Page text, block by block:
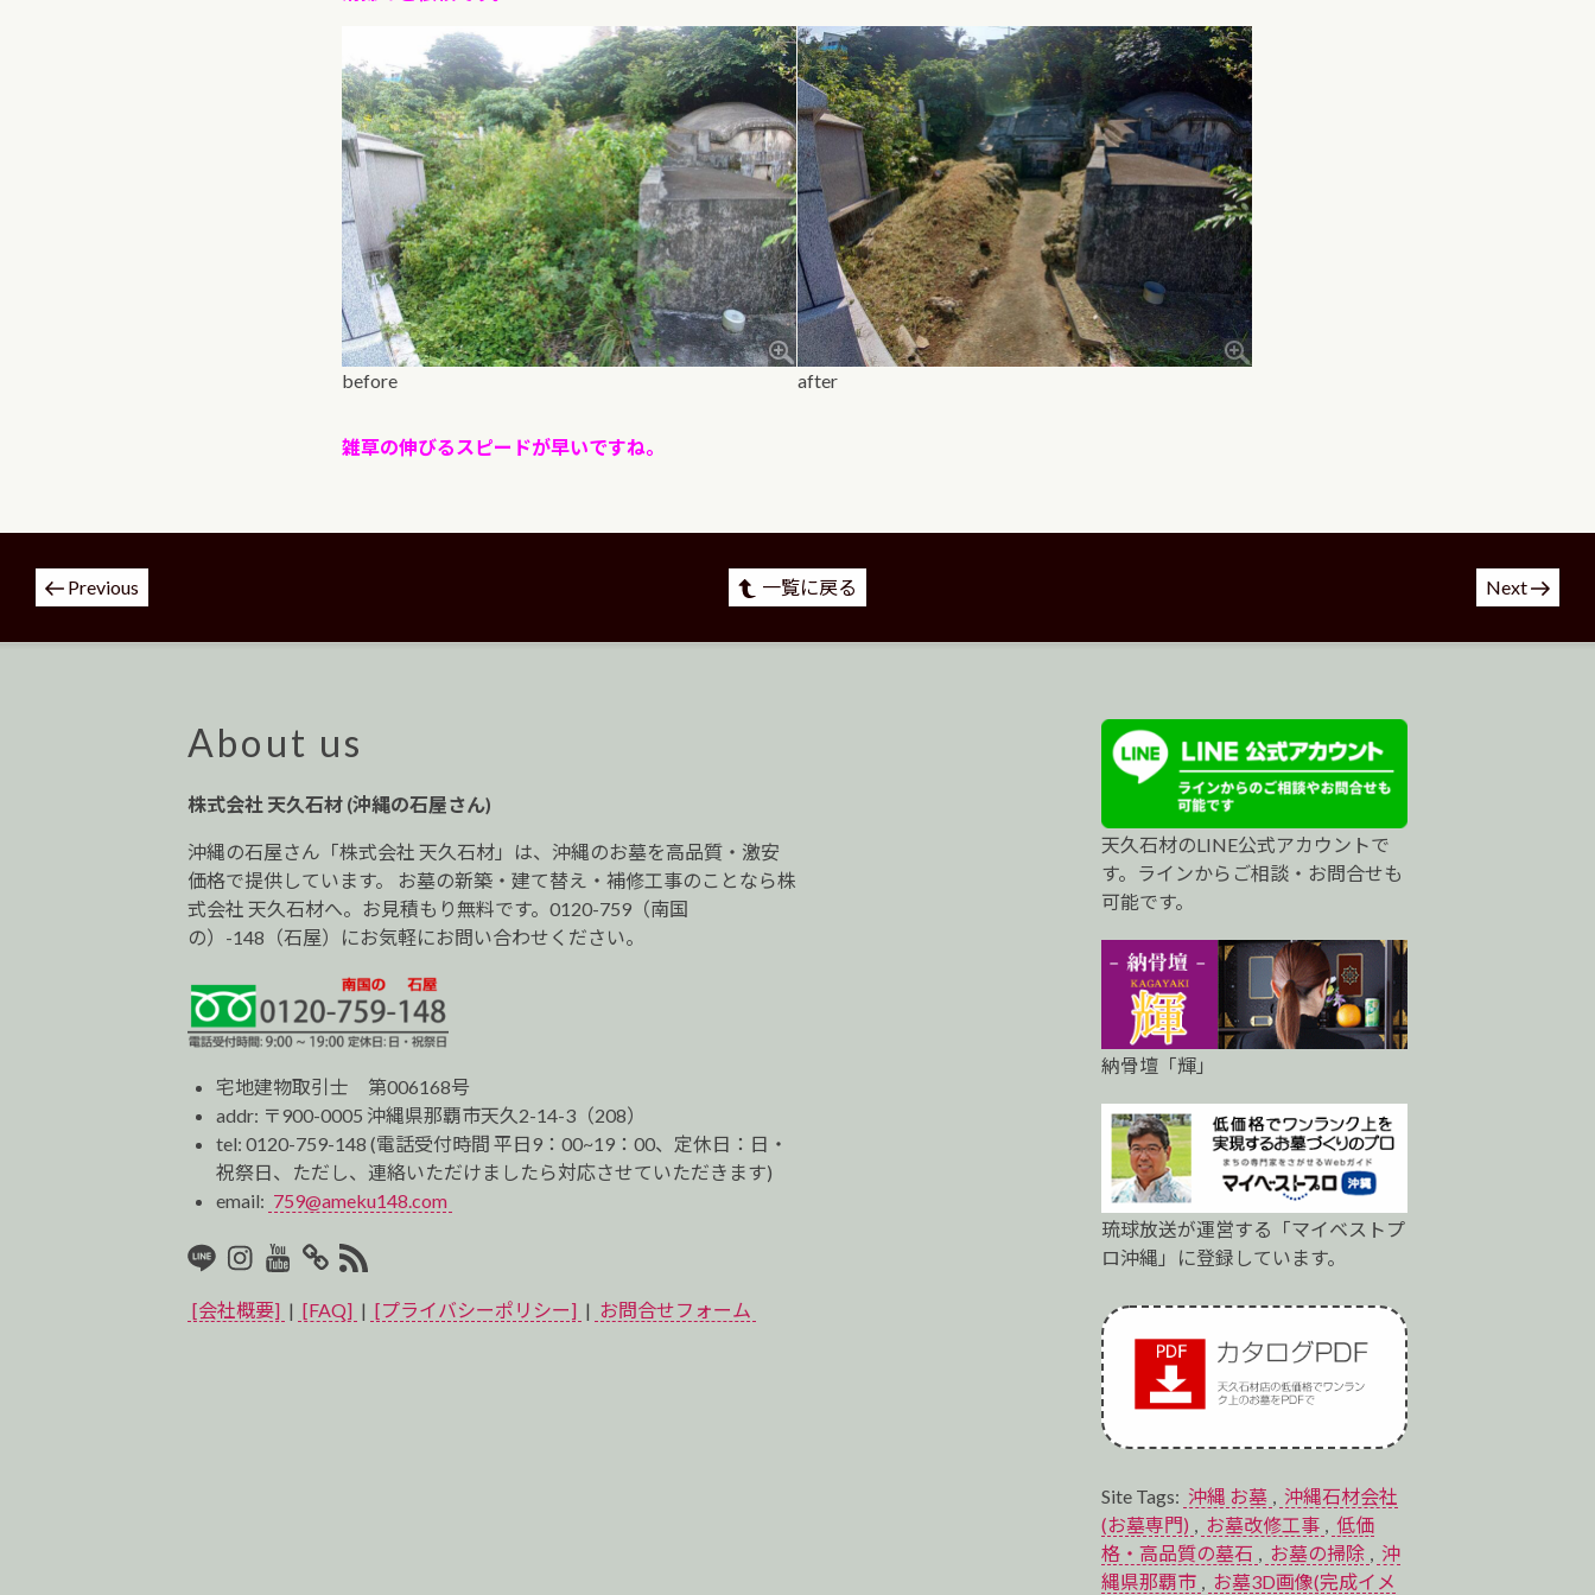
before after
雑草の伸びるスピードが早いですね。
投
稿
ナ
Previous 一覧に戻る Next
About us
株式会社 天久石材 (沖縄の石屋さん)
沖縄の石屋さん「株式会社 天久石材」は、沖縄のお墓を高品質・激安
価格で提供しています。 お墓の新築・建て替え・補修工事のことなら株
式会社 天久石材へ。お見積もり無料です。0120-759（南国
の）-148（石屋）にお気軽にお問い合わせください。
宅地建物取引士 第006168号
addr: 〒900-0005 沖縄県那覇市天久2-14-3（208）
tel:0120-759-148 (電話受付時間 平日9：00~19：00、定休日：日・
祝祭日、ただし、連絡いただけましたら対応させていただきます)
email: 759@ameku148.com
LINEInstagram
Youtube
マ
イ
RSS2
[会社概要] | [FAQ] | [プライバシーポリシー] | お問合せフォーム
天久石材のLINE公式アカウントで
す。ラインからご相談・お問合せも
可能です。
納骨壇「輝」
琉球放送が運営する「マイベストプ
ロ沖縄」に登録しています。
Site Tags: 沖縄 お墓 , 沖縄石材会社
(お墓専門) , お墓改修工事 , 低価
格・高品質の墓石 , お墓の掃除 , 沖
縄県那覇市 , お墓3D画像(完成イメ